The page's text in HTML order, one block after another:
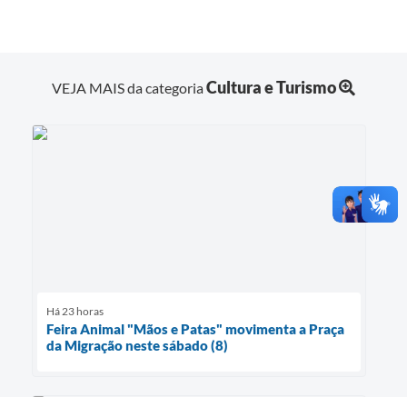
VEJA MAIS da categoriaCultura e Turismo
Há 23 horas
Feira Animal "Mãos e Patas" movimenta a Praça
da Migração neste sábado (8)